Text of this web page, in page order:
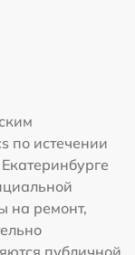
по истечении
на ремонт,
публичной